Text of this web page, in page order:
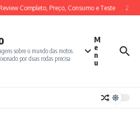
Completo, Preço, Consumo e Teste
sobre o mundo das motos.
por duas rodas precisa
M
e
n
u